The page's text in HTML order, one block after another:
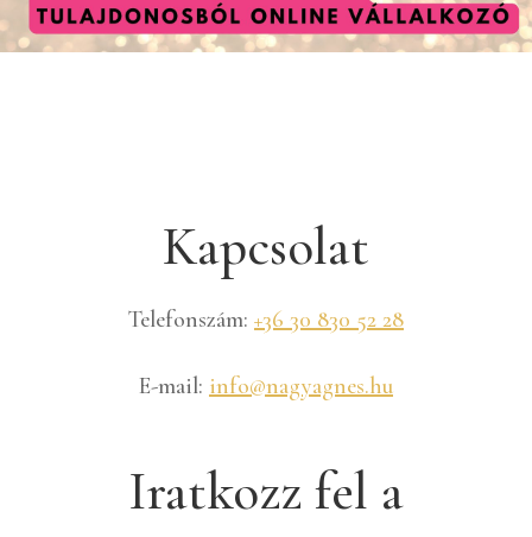
Kapcsolat
Telefonszám: +36 30 830 52 28
E-mail: info@nagyagnes.hu
Iratkozz fel a